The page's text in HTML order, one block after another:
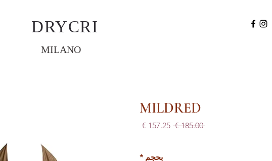
DRYCRI
MILANO
MILDRED
‏185.00 €
سعر
سعر
بحجم *